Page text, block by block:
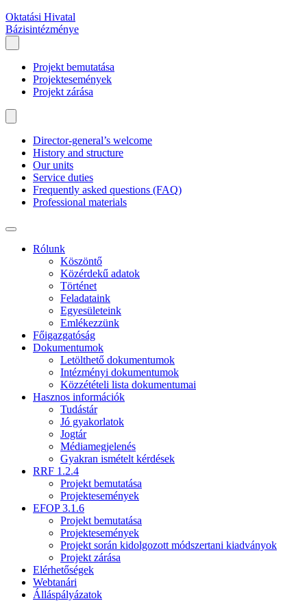
Oktatási Hivatal
Bázisintézménye
Projekt bemutatása
Projektesemények
Projekt zárása
Director-general’s welcome
History and structure
Our units
Service duties
Frequently asked questions (FAQ)
Professional materials
Rólunk
Köszöntő
Közérdekű adatok
Történet
Feladataink
Egyesületeink
Emlékezzünk
Főigazgatóság
Dokumentumok
Letölthető dokumentumok
Intézményi dokumentumok
Közzétételi lista dokumentumai
Hasznos információk
Tudástár
Jó gyakorlatok
Jogtár
Médiamegjelenés
Gyakran ismételt kérdések
RRF 1.2.4
Projekt bemutatása
Projektesemények
EFOP 3.1.6
Projekt bemutatása
Projektesemények
Projekt során kidolgozott módszertani kiadványok
Projekt zárása
Elérhetőségek
Webtanári
Álláspályázatok